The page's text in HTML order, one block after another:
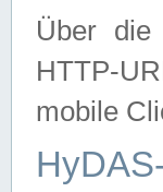
Über die
HTTP-
mobile